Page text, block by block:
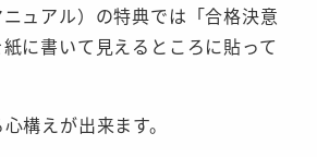
ュアル）の特典では「合格決意
に書いて見えるところに貼って
構えが出来ます。